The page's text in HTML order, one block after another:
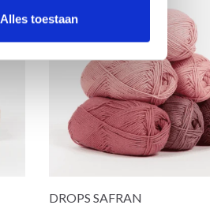
Alles toestaan
DROPS SAFRAN